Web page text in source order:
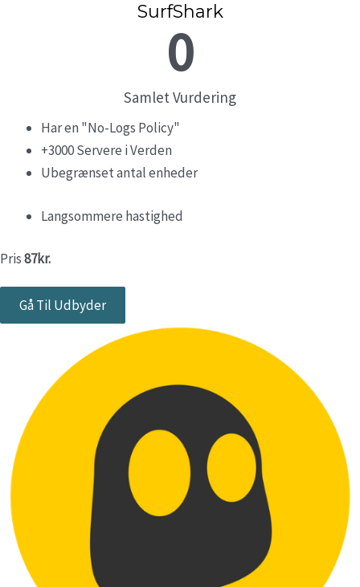
SurfShark
0
Samlet Vurdering
Har en "No-Logs Policy"
+3000 Servere i Verden
Ubegrænset antal enheder​
Langsommere hastighed
Pris87kr.
Gå Til Udbyder